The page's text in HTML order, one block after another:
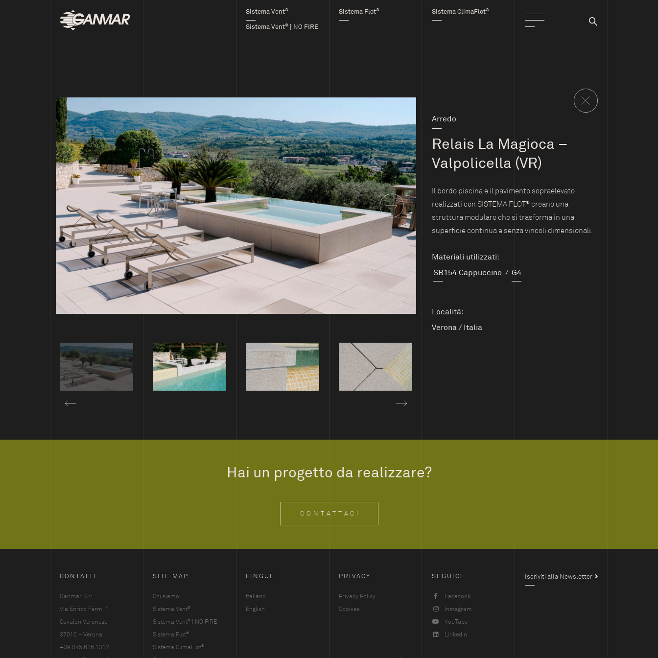
Sistema Vent®
Sistema Vent® | NO FIRE
Sistema Flot® Sistema ClimaFlot®
Arredo
Relais La Magioca –
Valpolicella (VR)
Il bordo piscina e il pavimento sopraelevato
realizzati con SISTEMA FLOT® creano una
struttura modulare che si trasforma in una
superficie continua e senza vincoli dimensionali.
Materiali utilizzati:
SB154 Cappuccino / G4
Località:
Verona / Italia
Hai un progetto da realizzare?
CONTATTACI
CONTATTI
Ganmar S.r.l.
Via Enrico Fermi 1
Cavaion Veronese
37010 – Verona
+39 045 626 1312
SITE MAP
Chi siamo
Sistema Vent®
Sistema Vent®
| NO FIRE
Sistema Flot®
Sistema ClimaFlot®
LINGUE
Italiano
English
PRIVACY
Privacy Policy
Cookies
SEGUICI
Facebook
Instagram
YouTube
Linkedin
Iscriviti alla Newsletter